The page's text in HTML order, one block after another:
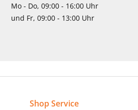
Mo - Do, 09:00 - 16:00 Uhr
und Fr, 09:00 - 13:00 Uhr
Shop Service